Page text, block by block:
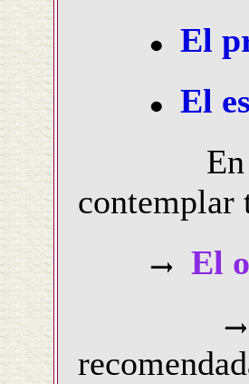
El
El
En
contemplar
El